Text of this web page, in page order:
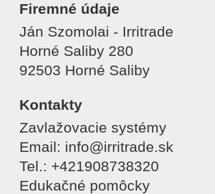
Firemné údaje
Ján Szomolai - Irritrade
Horné Saliby 280
92503 Horné Saliby
Kontakty
Zavlažovacie systémy
Email: info@irritrade.sk
Tel.: +421908738320
Edukačné pomôcky